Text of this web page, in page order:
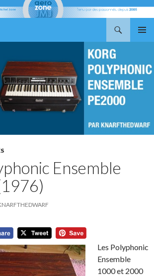
Ensemble
Les Polyphonic
Ensemble
1000 et 2000